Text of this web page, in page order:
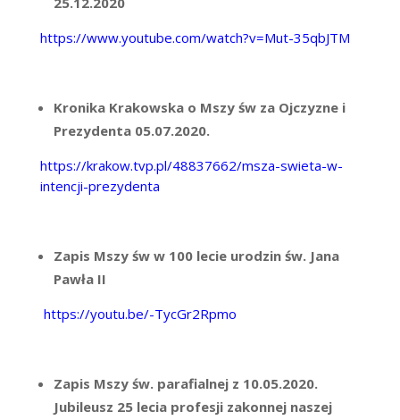
https://www.youtube.com/watch?v=Mut-35qbJTM
Kronika Krakowska o Mszy św za Ojczyzne i
Prezydenta 05.07.2020.
https://krakow.tvp.pl/48837662/msza-swieta-w-
intencji-prezydenta
Zapis Mszy św w 100 lecie urodzin św. Jana
Pawła II
https://youtu.be/-TycGr2Rpmo
Zapis Mszy św. parafialnej z 10.05.2020.
Jubileusz 25 lecia profesji zakonnej naszej